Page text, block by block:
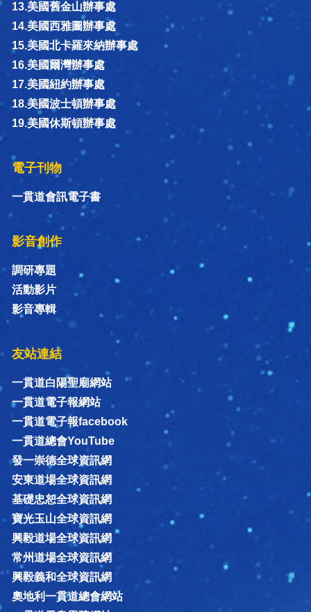
13.美國舊金山辦事處
14.美國西雅圖辦事處
15.美國北卡羅來納辦事處
16.美國爾灣辦事處
17.美國紐約辦事處
18.美國波士頓辦事處
19.美國休斯頓辦事處
電子刊物
一貫道會訊電子書
影音創作
調研專題
活動影片
影音專輯
友站連結
一貫道白陽聖廟網站
一貫道電子報網站
一貫道電子報facebook
一貫道總會YouTube
發一崇德全球資訊網
安東道場全球資訊網
基礎忠恕全球資訊網
寶光玉山全球資訊網
興毅道場全球資訊網
常州道場全球資訊網
興毅義和全球資訊網
奧地利一貫道總會網站